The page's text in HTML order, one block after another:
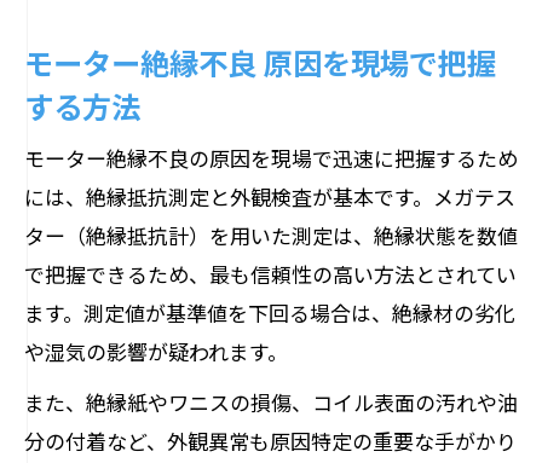
モーター絶縁不良 原因を現場で把握
する方法
モーター絶縁不良の原因を現場で迅速に把握するため
には、絶縁抵抗測定と外観検査が基本です。メガテス
ター（絶縁抵抗計）を用いた測定は、絶縁状態を数値
で把握できるため、最も信頼性の高い方法とされてい
ます。測定値が基準値を下回る場合は、絶縁材の劣化
や湿気の影響が疑われます。
また、絶縁紙やワニスの損傷、コイル表面の汚れや油
分の付着など、外観異常も原因特定の重要な手がかり